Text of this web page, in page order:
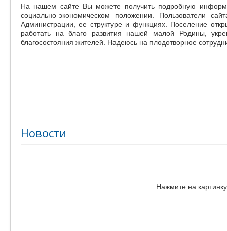
На нашем сайте Вы можете получить подробную
социально-экономическом положении. Пользователи
Администрации, ее структуре и функциях. Поселение
работать на благо развития нашей малой Родины,
благосостояния жителей. Надеюсь на плодотворное
Новости
Нажмите на